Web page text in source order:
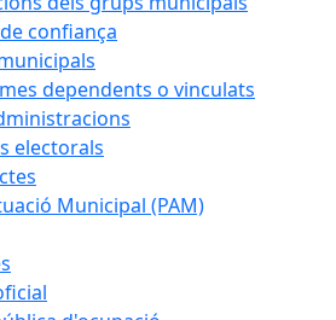
confiança
dependents o vinculats
electorals
Municipal (PAM)